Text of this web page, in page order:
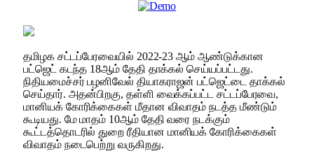
தமிழக சட்டப்பேரவையில் 2022-23 ஆம் ஆண்டுக்கான
பட்ஜெட் கடந்த 18ஆம் தேதி தாக்கல் செய்யப்பட்டது.
நிதியமைச்சர் பழனிவேல் தியாகராஜன் பட்ஜெட்டை தாக்கல்
செய்தார். அதன்பிறகு, தள்ளி வைக்கப்பட்ட சட்டப்பேரவை,
மானியக் கோரிக்கைகள் மீதான விவாதம் நடத்த மீண்டும்
கூடியது. மே மாதம் 10ஆம் தேதி வரை நடக்கும்
கூட்டத்தொடரில் துறை ரீதியான மானியக் கோரிக்கைகள்
விவாதம் நடைபெற்று வருகிறது.